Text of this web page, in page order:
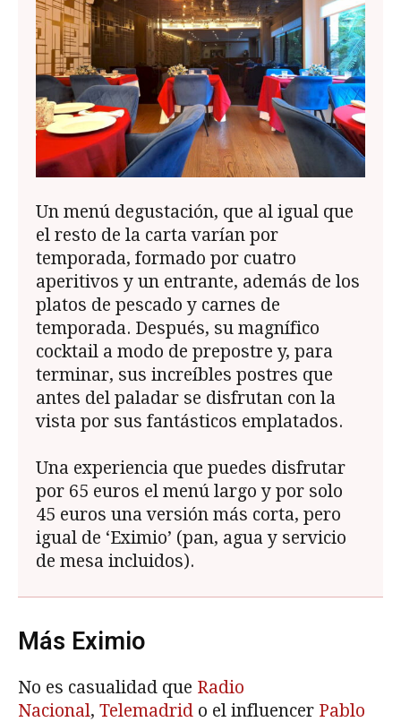
Un menú degustación, que al igual que
el resto de la carta varían por
temporada, formado por cuatro
aperitivos y un entrante, además de los
platos de pescado y carnes de
temporada. Después, su magnífico
cocktail a modo de prepostre y, para
terminar, sus increíbles postres que
antes del paladar se disfrutan con la
vista por sus fantásticos emplatados.
Una experiencia que puedes disfrutar
por 65 euros el menú largo y por solo
45 euros una versión más corta, pero
igual de ‘Eximio’ (pan, agua y servicio
de mesa incluidos).
Más Eximio
No es casualidad que Radio
Nacional, Telemadrid o el influencer Pablo